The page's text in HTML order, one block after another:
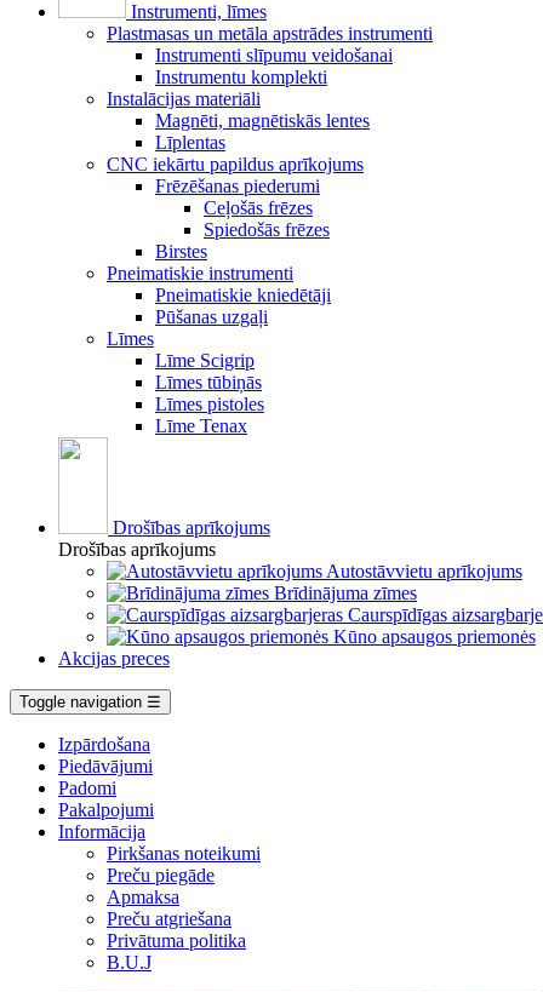
Instrumenti, līmes
Plastmasas un metāla apstrādes instrumenti
Instrumenti slīpumu veidošanai
Instrumentu komplekti
Instalācijas materiāli
Magnēti, magnētiskās lentes
Līplentas
CNC iekārtu papildus aprīkojums
Frēzēšanas piederumi
Ceļošās frēzes
Spiedošās frēzes
Birstes
Pneimatiskie instrumenti
Pneimatiskie kniedētāji
Pūšanas uzgaļi
Līmes
Līme Scigrip
Līmes tūbiņās
Līmes pistoles
Līme Tenax
Drošības aprīkojums
Drošības aprīkojums
Autostāvvietu aprīkojums
Brīdinājuma zīmes
Caurspīdīgas
Kūno apsaugos priemonės
Akcijas preces
Toggle navigation ☰
Izpārdošana
Piedāvājumi
Padomi
Pakalpojumi
Informācija
Pirkšanas noteikumi
Preču piegāde
Apmaksa
Preču atgriešana
Privātuma politika
B.U.J